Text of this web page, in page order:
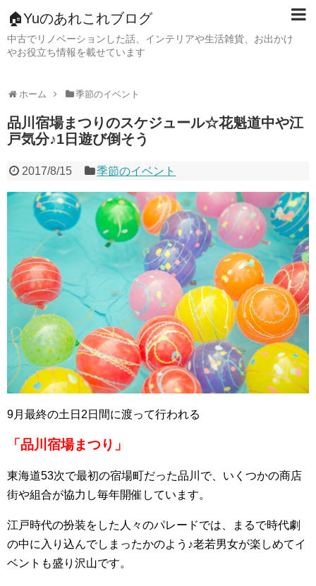
🏠Yuのあれこれブログ
中古でリノベーションした話、インテリアや生活雑貨、お出かけ
やお役立ち情報を載せています
ホーム 季節のイベント
品川宿場まつりのスケジュール☆花魁道中や江
戸気分♪1日遊び倒そう
2017/8/15 季節のイベント
9月最終の土日2日間に渡って行われる
「品川宿場まつり」
東海道53次で最初の宿場町だった品川で、いくつかの商店
街や組合が協力し毎年開催しています。
江戸時代の扮装をした人々のパレードでは、まるで時代劇
の中に入り込んでしまったかのよう♪老若男女が楽しめてイ
ベントも盛り沢山です。